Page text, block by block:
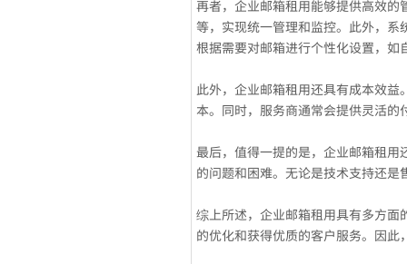
再者，企业邮箱租用能够提供高效
等，实现统一管理和监控。此外，
根据需要对邮箱进行个性化设置，
此外，企业邮箱租用还具有成本效
本。同时，服务商通常会提供灵活
最后，值得一提的是，企业邮箱租
的问题和困难。无论是技术支持还
综上所述，企业邮箱租用具有多方
的优化和获得优质的客户服务。因